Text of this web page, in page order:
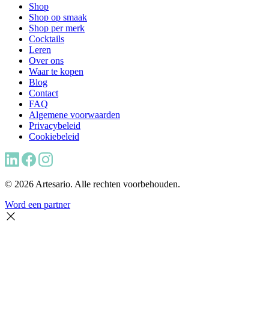
Shop
Shop op smaak
Shop per merk
Cocktails
Leren
Over ons
Waar te kopen
Blog
Contact
FAQ
Algemene voorwaarden
Privacybeleid
Cookiebeleid
© 2026 Artesario. Alle rechten voorbehouden.
Word een partner